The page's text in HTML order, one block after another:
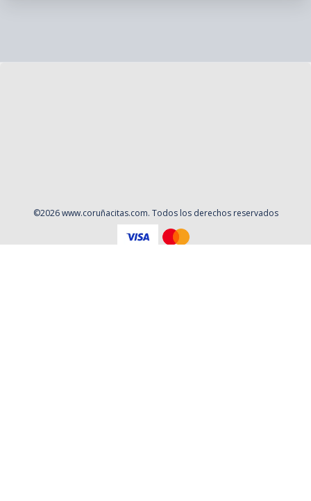
©2026 www.coruñacitas.com. Todos los derechos reservados